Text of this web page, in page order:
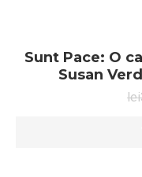
Sunt Pace: O
Susan
lei